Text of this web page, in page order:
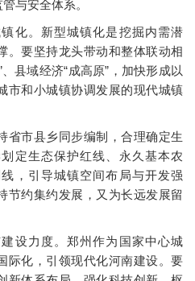
与安全体系。
。新型城镇化是挖掘内需潜
。要坚持龙头带动和整体联动相
县域经济“成高原”，加快形成以
市和小城镇协调发展的现代城镇
市县乡同步编制，合理确定生
定生态保护红线、永久基本农
，引导城镇空间布局与开发强
节约集约发展，又为长远发展留
力度。郑州作为国家中心城
际化，引领现代化河南建设。要